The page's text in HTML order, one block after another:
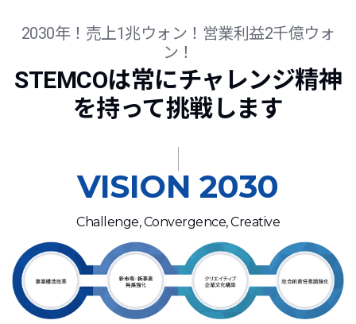
2030年！売上1兆ウォン！営業利益2千億ウォ
ン！
STEMCOは常にチャレンジ精神
を持って挑戦します
VISION 2030
Challenge, Convergence, Creative